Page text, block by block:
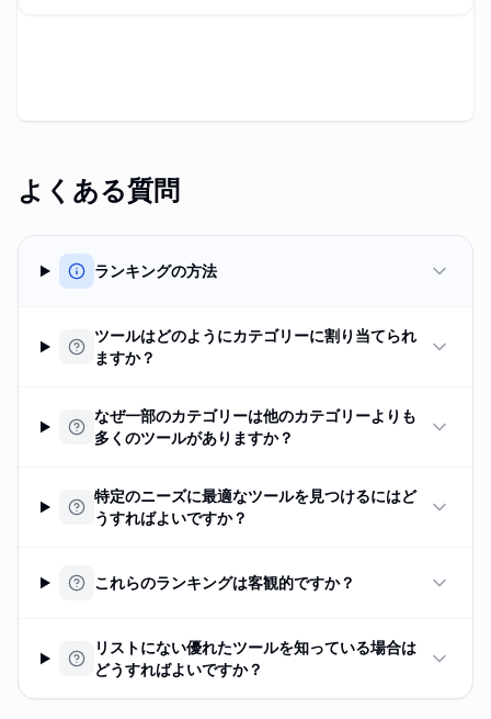
よくある質問
ランキングの方法
ツールはどのようにカテゴリーに割り当てられ
ますか？
なぜ一部のカテゴリーは他のカテゴリーよりも
多くのツールがありますか？
特定のニーズに最適なツールを見つけるにはど
うすればよいですか？
これらのランキングは客観的ですか？
リストにない優れたツールを知っている場合は
どうすればよいですか？